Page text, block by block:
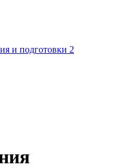
и подготовки 2